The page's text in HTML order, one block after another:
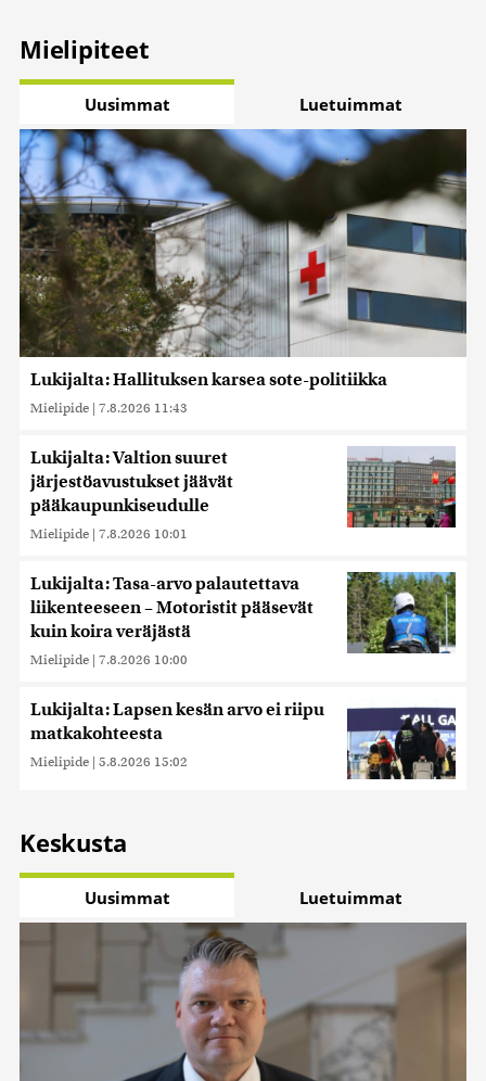
Mielipiteet
Uusimmat Luetuimmat
Lukijalta: Hallituksen karsea sote-politiikka
Mielipide | 7.8.2026 11:43
Lukijalta: Valtion suuret
järjestöavustukset jäävät
pääkaupunkiseudulle
Mielipide | 7.8.2026 10:01
Lukijalta: Tasa-arvo palautettava
liikenteeseen – Motoristit pääsevät
kuin koira veräjästä
Mielipide | 7.8.2026 10:00
Lukijalta: Lapsen kesän arvo ei riipu
matkakohteesta
Mielipide | 5.8.2026 15:02
Keskusta
Uusimmat Luetuimmat